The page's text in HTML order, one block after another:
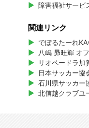
障害福祉サービ
関連リンク
でぽるたーれ
八嶋 昴旺輝 オ
リオペードラ加
日本サッカー協
石川県サッカー
北信越クラブユ